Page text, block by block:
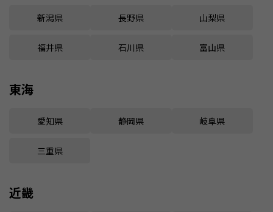
新潟県 長野県 山梨県
福井県 石川県 富山県
東海
愛知県 静岡県 岐阜県
三重県
近畿